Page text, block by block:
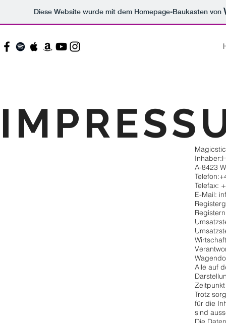
Diese Website wurde mit dem Homepage-Baukasten von
A-8423
Telefax:
E-Mail:
Alle auf
Trotz
für die
sind